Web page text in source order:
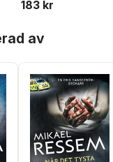
183 kr
av